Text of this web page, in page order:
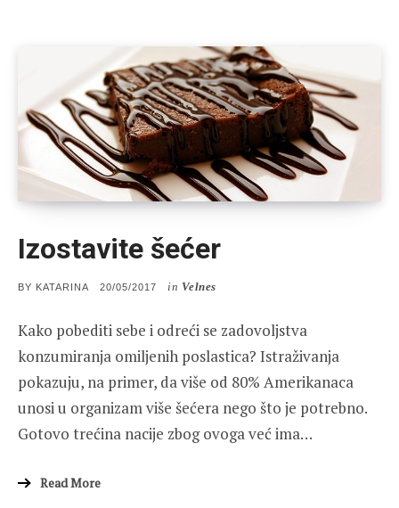
Izostavite šećer
BY KATARINA
POSTED
20/05/2017 in Velnes
Kako pobediti sebe i odreći se zadovoljstva
konzumiranja omiljenih poslastica? Istraživanja
pokazuju, na primer, da više od 80% Amerikanaca
unosi u organizam više šećera nego što je potrebno.
Gotovo trećina nacije zbog ovoga već ima…
Read More